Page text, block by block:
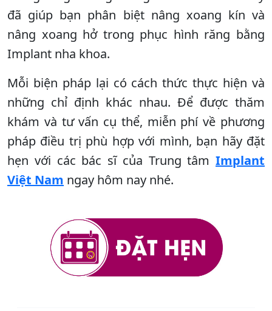
đã giúp bạn phân biệt nâng xoang kín và
nâng xoang hở trong phục hình răng bằng
Implant nha khoa.
Mỗi biện pháp lại có cách thức thực hiện và
những chỉ định khác nhau. Để được thăm
khám và tư vấn cụ thể, miễn phí về phương
pháp điều trị phù hợp với mình, bạn hãy đặt
hẹn với các bác sĩ của Trung tâm Implant
Việt Nam ngay hôm nay nhé.